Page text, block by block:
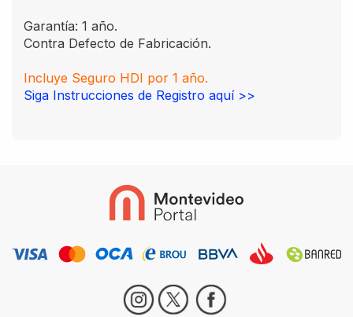
Garantía: 1 año.
Contra Defecto de Fabricación.
Incluye Seguro HDI por 1 año.
Siga Instrucciones de Registro aquí >>